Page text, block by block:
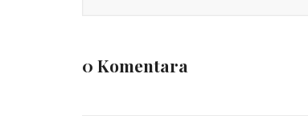
0 Komentara